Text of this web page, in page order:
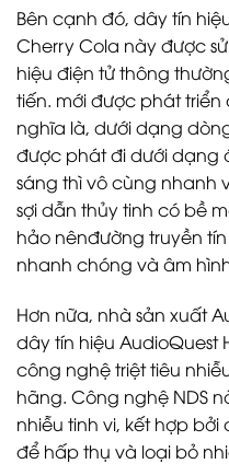
Bên cạnh đó, dây tín
Cherry Cola này được
hiệu điện tử thông
tiến. mới được phát
nghĩa là, dưới dạng
được phát đi dưới dạng
sáng thì vô cùng nhanh
sợi dẫn thủy tinh có bề
hảo nênđường truyền
nhanh chóng và âm
Hơn nữa, nhà sản xuất
dây tín hiệu AudioQuest
công nghệ triệt tiêu
hãng. Công nghệ NDS
nhiễu tinh vi, kết hợp
để hấp thụ và loại bỏ